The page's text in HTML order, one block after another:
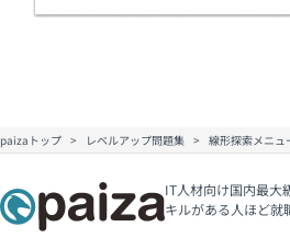
paizaトップ レベルアップ問題集 線形探索メニュ
IT人材向け国内最大
キルがある人ほど就